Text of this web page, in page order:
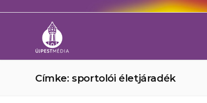
Címke: sportolói életjáradék